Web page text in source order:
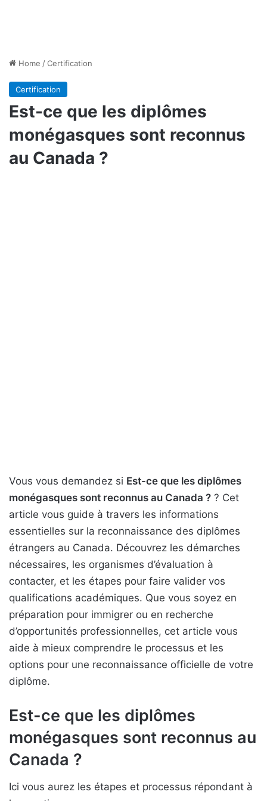
Home /Certification
Certification
Est-ce que les diplômes
monégasques sont reconnus
au Canada ?
Vous vous demandez si Est-ce que les diplômes
monégasques sont reconnus au Canada ? ? Cet
article vous guide à travers les informations
essentielles sur la reconnaissance des diplômes
étrangers au Canada. Découvrez les démarches
nécessaires, les organismes d’évaluation à
contacter, et les étapes pour faire valider vos
qualifications académiques. Que vous soyez en
préparation pour immigrer ou en recherche
d’opportunités professionnelles, cet article vous
aide à mieux comprendre le processus et les
options pour une reconnaissance officielle de votre
diplôme.
Est-ce que les diplômes
monégasques sont reconnus au
Canada ?
Ici vous aurez les étapes et processus répondant à